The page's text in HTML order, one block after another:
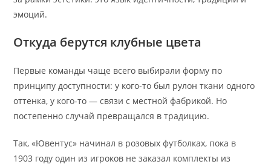
эмоций.
Откуда берутся клубные цвета
Первые команды чаще всего выбирали форму по
принципу доступности: у кого-то был рулон ткани одного
оттенка, у кого-то — связи с местной фабрикой. Но
постепенно случай превращался в традицию.
Так, «Ювентус» начинал в розовых футболках, пока в
1903 году один из игроков не заказал комплекты из